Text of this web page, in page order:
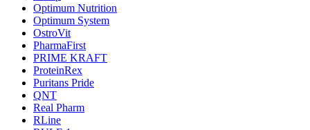
Optimum Nutrition
Optimum System
OstroVit
PharmaFirst
PRIME KRAFT
ProteinRex
Puritans Pride
QNT
Real Pharm
RLine